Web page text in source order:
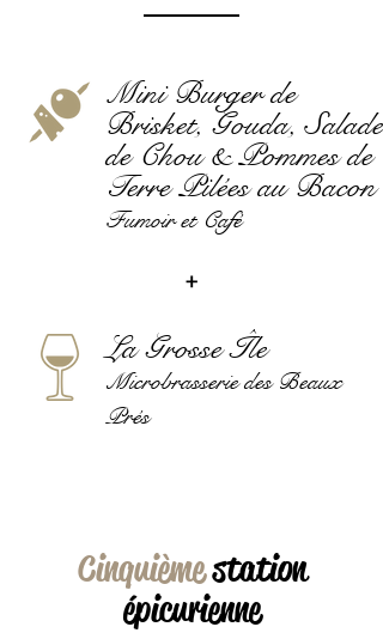
Mini Burger de
Brisket, Gouda, Salade
de Chou & Pommes de
Terre Pilées au Bacon
Fumoir et Café
+
La Grosse Île
Microbrasserie des Beaux
Prés
Cinquièmestation
épicurienne